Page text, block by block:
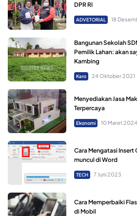
DPR RI
ADVETORIAL 18
Bangunan Sekolah
Pemilik Lahan: akan
Kambing
Karo 24 Oktober 2021
Menyediakan Jasa
Terpercaya
Ekonomi 10 Maret 2024
Cara Mengatasi
muncul di Word
TECH 7 Juni 2023
Cara Memperbaiki
di Mobil